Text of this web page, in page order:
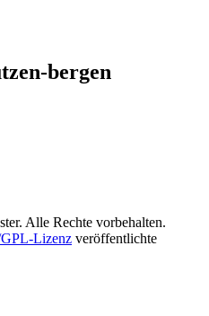
bergen
Alle Rechte vorbehalten.
Lizenz veröffentlichte